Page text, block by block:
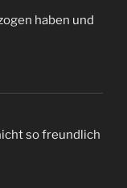
haben und
so freundlich